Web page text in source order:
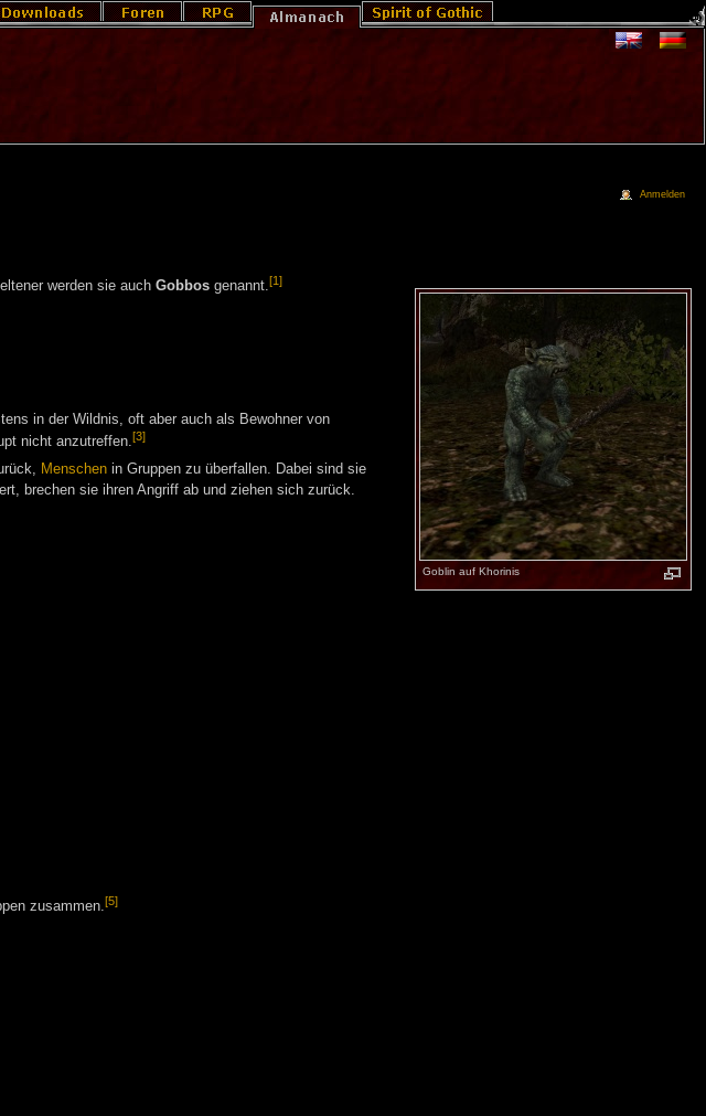
Goblin auf Khorinis
werden sie auch Gobbosgenannt.[1]
in der Wildnis, oft aber auch als Bewohner von
nicht anzutreffen. [3]
Menschenin Gruppen zu überfallen. Dabei sind sie
brechen sie ihren Angriff ab und ziehen sich zurück.
zusammen.[5]
Anmelden